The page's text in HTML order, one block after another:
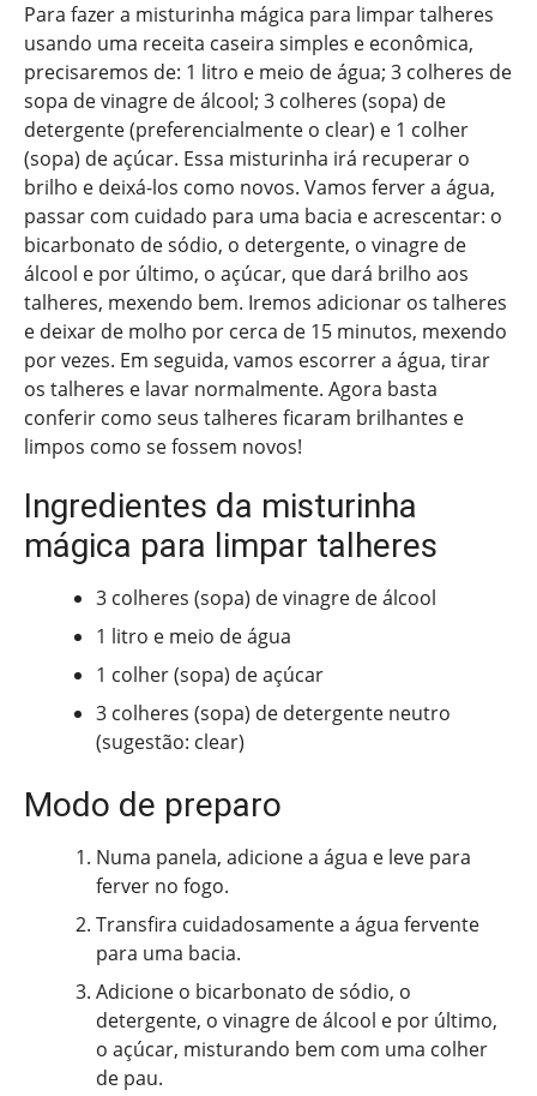
Para fazer a misturinha mágica para limpar talheres
usando uma receita caseira simples e econômica,
precisaremos de: 1 litro e meio de água; 3 colheres de
sopa de vinagre de álcool; 3 colheres (sopa) de
detergente (preferencialmente o clear) e 1 colher
(sopa) de açúcar. Essa misturinha irá recuperar o
brilho e deixá-los como novos. Vamos ferver a água,
passar com cuidado para uma bacia e acrescentar: o
bicarbonato de sódio, o detergente, o vinagre de
álcool e por último, o açúcar, que dará brilho aos
talheres, mexendo bem. Iremos adicionar os talheres
e deixar de molho por cerca de 15 minutos, mexendo
por vezes. Em seguida, vamos escorrer a água, tirar
os talheres e lavar normalmente. Agora basta
conferir como seus talheres ficaram brilhantes e
limpos como se fossem novos!
Ingredientes da misturinha
mágica para limpar talheres
3 colheres (sopa) de vinagre de álcool
1 litro e meio de água
1 colher (sopa) de açúcar
3 colheres (sopa) de detergente neutro
(sugestão: clear)
Modo de preparo
Numa panela, adicione a água e leve para
ferver no fogo.
Transfira cuidadosamente a água fervente
para uma bacia.
Adicione o bicarbonato de sódio, o
detergente, o vinagre de álcool e por último,
o açúcar, misturando bem com uma colher
de pau.